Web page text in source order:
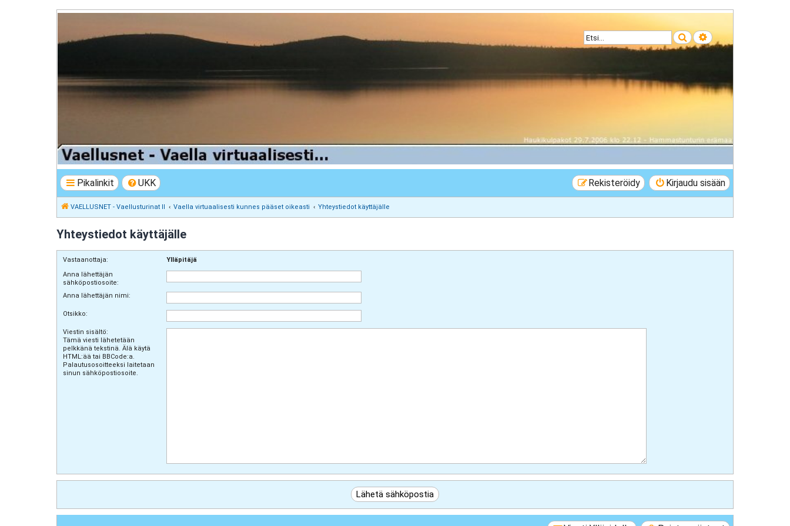
Etsi Tarkennettu haku
VAELLUSNET - Vaellusturinat II
Keskustelua vaeltamisesta ja Lapista
Pikalinkit UKK Kirjaudu sisään
Rekisteröidy
VAELLUSNET - Vaellusturinat II Vaella virtuaalisesti kunnes pääset oikeasti Yhteystiedot käyttäjälle
Yhteystiedot käyttäjälle
Vastaanottaja:
Ylläpitäjä
Anna lähettäjän
sähköpostiosoite:
Anna lähettäjän nimi:
Otsikko:
Viestin sisältö:
Tämä viesti lähetetään
pelkkänä tekstinä. Älä käytä
HTML:ää tai BBCode:a.
Palautusosoitteeksi laitetaan
sinun sähköpostiosoite.